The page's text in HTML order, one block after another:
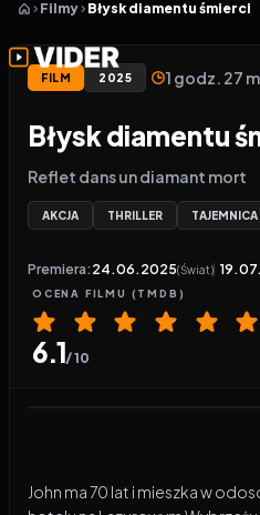
Filmy Błysk diamentu śmierci
FILM 2025 1 godz. 27
Błysk diamentu
Reflet dans un diamant mort
AKCJA THRILLER TAJEMNICA
Premiera: 24.06.2025(Świat)
OCENA FILMU (TMDB)
6.1/ 10
John ma 70 lat i mieszka w